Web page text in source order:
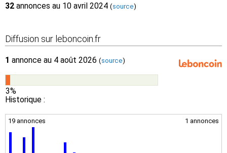
32 annonces au 10 avril 2024 (source)
Diffusion sur leboncoin.fr
1 annonce au 4 août 2026 (source)
3%
Historique :
19 annonces 1 annonces